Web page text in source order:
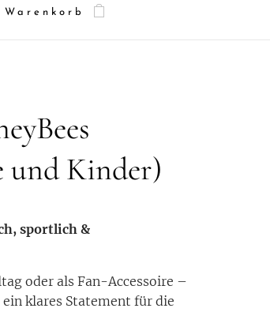
Warenkorb
und Kinder)
sportlich &
oder als Fan-Accessoire –
klares Statement für die